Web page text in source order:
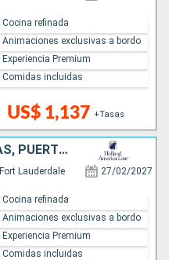
US$ 1,137 +Tasas
Cocina refinada
Animaciones exclusivas a bordo
Experiencia Premium
Comidas incluidas
ESTADOS UNIDOS, BAHAMAS, PUERTO RICO, SAN MARTÍN, ANTIGUA Y BARBUDA
Fort Lauderdale 27/02/2027
Cocina refinada
Animaciones exclusivas a bordo
Experiencia Premium
Comidas incluidas